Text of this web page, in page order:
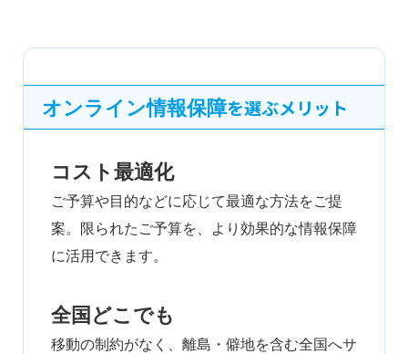
オンライン情報保障を選ぶメリット
コスト最適化
ご予算や目的などに応じて最適な方法をご提
案。限られたご予算を、より効果的な情報保障
に活用できます。
全国どこでも
移動の制約がなく、離島・僻地を含む全国へサ